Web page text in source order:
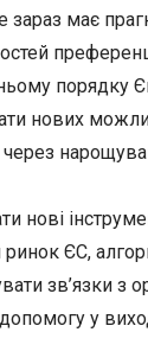
зараз має
порядку
нових
через
нові
ринок ЄС,
зв’язки з
у